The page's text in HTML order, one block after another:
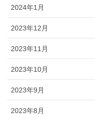
2024年1月
2023年12月
2023年11月
2023年10月
2023年9月
2023年8月